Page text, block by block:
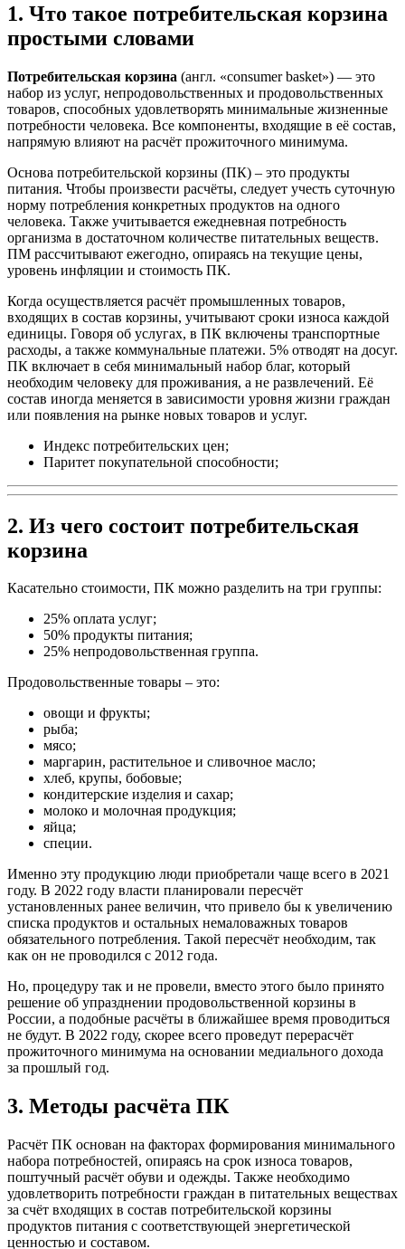
1. Что такое потребительская корзина
простыми словами
Потребительская корзина (англ. «consumer basket») — это
набор из услуг, непродовольственных и продовольственных
товаров, способных удовлетворять минимальные жизненные
потребности человека. Все компоненты, входящие в её состав,
напрямую влияют на расчёт прожиточного минимума.
Основа потребительской корзины (ПК) – это продукты
питания. Чтобы произвести расчёты, следует учесть суточную
норму потребления конкретных продуктов на одного
человека. Также учитывается ежедневная потребность
организма в достаточном количестве питательных веществ.
ПМ рассчитывают ежегодно, опираясь на текущие цены,
уровень инфляции и стоимость ПК.
Когда осуществляется расчёт промышленных товаров,
входящих в состав корзины, учитывают сроки износа каждой
единицы. Говоря об услугах, в ПК включены транспортные
расходы, а также коммунальные платежи. 5% отводят на досуг.
ПК включает в себя минимальный набор благ, который
необходим человеку для проживания, а не развлечений. Её
состав иногда меняется в зависимости уровня жизни граждан
или появления на рынке новых товаров и услуг.
Индекс потребительских цен;
Паритет покупательной способности;
2. Из чего состоит потребительская
корзина
Касательно стоимости, ПК можно разделить на три группы:
25% оплата услуг;
50% продукты питания;
25% непродовольственная группа.
Продовольственные товары – это:
овощи и фрукты;
рыба;
мясо;
маргарин, растительное и сливочное масло;
хлеб, крупы, бобовые;
кондитерские изделия и сахар;
молоко и молочная продукция;
яйца;
специи.
Именно эту продукцию люди приобретали чаще всего в 2021
году. В 2022 году власти планировали пересчёт
установленных ранее величин, что привело бы к увеличению
списка продуктов и остальных немаловажных товаров
обязательного потребления. Такой пересчёт необходим, так
как он не проводился с 2012 года.
Но, процедуру так и не провели, вместо этого было принято
решение об упразднении продовольственной корзины в
России, а подобные расчёты в ближайшее время проводиться
не будут. В 2022 году, скорее всего проведут перерасчёт
прожиточного минимума на основании медиального дохода
за прошлый год.
3. Методы расчёта ПК
Расчёт ПК основан на факторах формирования минимального
набора потребностей, опираясь на срок износа товаров,
поштучный расчёт обуви и одежды. Также необходимо
удовлетворить потребности граждан в питательных веществах
за счёт входящих в состав потребительской корзины
продуктов питания с соответствующей энергетической
ценностью и составом.